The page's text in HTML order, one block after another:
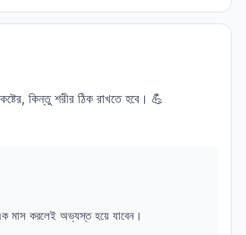
কিন্তু শরীর ঠিক রাখতে হবে। 💪
এক মাস করলেই অভ্যস্ত হয়ে যাবেন।